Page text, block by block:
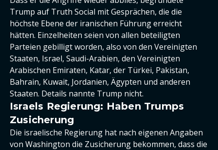
Trump auf Truth Social mit Gesprächen, die die
höchste Ebene der iranischen Führung erreicht
hätten. Einzelheiten seien von allen beteiligten
Parteien gebilligt worden, also von den Vereinigten
Staaten, Israel, Saudi-Arabien, den Vereinigten
Arabischen Emiraten, Katar, der Türkei, Pakistan,
Bahrain, Kuwait, Jordanien, Ägypten und anderen
Staaten. Details nannte Trump nicht.
Israels Regierung: Haben Trumps
Zusicherung
Die israelische Regierung hat nach eigenen Angaben
von Washington die Zusicherung bekommen, dass die